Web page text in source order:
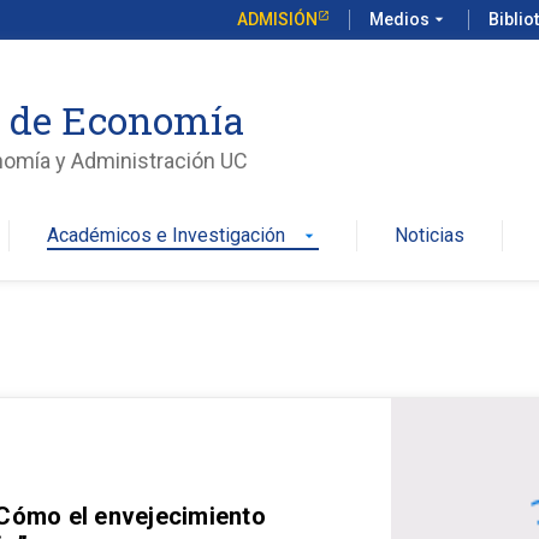
ADMISIÓN Medios arrow_drop_down
Economía
y Administración UC
Académicos e Investigación arrow_drop_down Noticias
el envejecimiento